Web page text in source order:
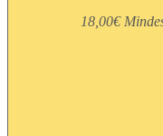
18,00€